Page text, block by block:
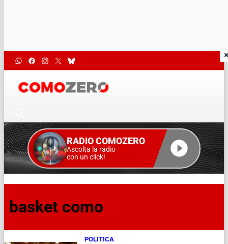
RADIO COMOZERO
Ascolta la radio
con un click!
basket como
POLITICA